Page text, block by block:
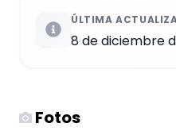
ÚLTIMA
8 de diciembre
Fotos